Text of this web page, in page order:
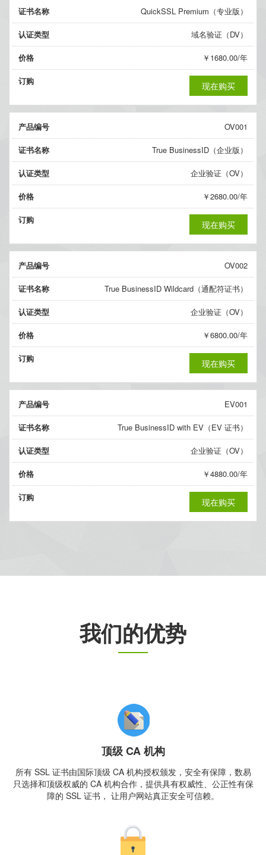
证书名称 QuickSSL Premium（专业版）
认证类型 域名验证（DV）
价格 ￥1680.00/年
订购 现在购买
产品编号 OV001
证书名称 True BusinessID（企业版）
认证类型 企业验证（OV）
价格 ￥2680.00/年
订购 现在购买
产品编号 OV002
证书名称 True BusinessID Wildcard（通配符证书）
认证类型 企业验证（OV）
价格 ￥6800.00/年
订购 现在购买
产品编号 EV001
证书名称 True BusinessID with EV（EV 证书）
认证类型 企业验证（OV）
价格 ￥4880.00/年
订购 现在购买
我们的优势
顶级 CA 机构
所有 SSL 证书由国际顶级 CA 机构授权颁发，安全有保障，数易
只选择和顶级权威的 CA 机构合作，提供具有权威性、公正性有保
障的 SSL 证书， 让用户网站真正安全可信赖。